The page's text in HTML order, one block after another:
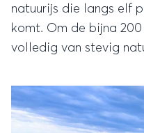
natuurijs die langs elf
komt. Om de bijna
volledig van stevig
helaas niet meer zo
steden ook op een
Bijvoorbeeld op de